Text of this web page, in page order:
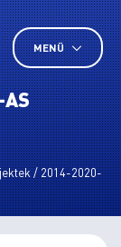
MENÜ
/ 2014-2020-